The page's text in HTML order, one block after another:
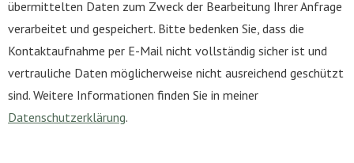
übermittelten Daten zum Zweck der Bearbeitung Ihrer Anfrage
verarbeitet und gespeichert. Bitte bedenken Sie, dass die
Kontaktaufnahme per E-Mail nicht vollständig sicher ist und
vertrauliche Daten möglicherweise nicht ausreichend geschützt
sind. Weitere Informationen finden Sie in meiner
Datenschutzerklärung.